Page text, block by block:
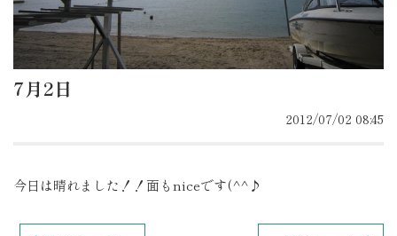
7月2日
2012/07/02 08:45
今日は晴れました！！面もniceです(^^♪